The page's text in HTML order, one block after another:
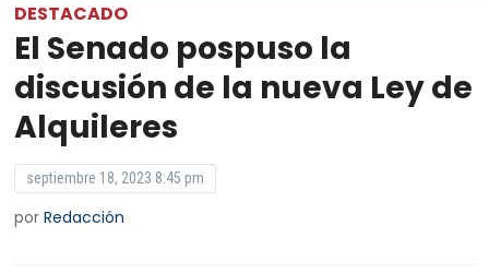
DESTACADO
El Senado pospuso la
discusión de la nueva Ley de
Alquileres
septiembre 18, 2023 8:45 pm
porRedacción